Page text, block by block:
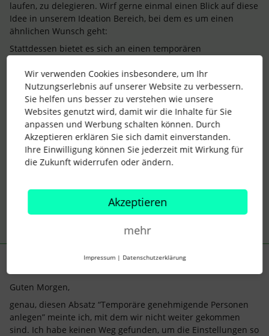
laufen, zu delegieren. Wirf gerne einmal einen Blick auf diese
Idee in unserem Ideation Bereich, bei dem es um einen
ähnlichen Wunsch geht:
Stattdessen bietet es sich an einen temporären
aus derMitarbeitendenrollePersonalwesen abwesend sind.
Sobald die Personen wieder zurückkehren, kannst Du diesen
Genehmigungsprozess auch wieder löschen. Das ist unter
“Temporäre genehmigende Personen anlegen” gemeint. Hilft
Dir das weiter bei Deiner Frage?
Liebe Grüße
Aylin
1 Personen gefällt dies
Guten Morgen,
genau, diesen Absatz “Temporäre genehmigende Personen
anlegen” meinte ich, mit dem wir nicht weiter gekommen
sind. Ich habe keinen Weg gefunden, um die Einstellungen so
Wir verwenden Cookies insbesondere, um Ihr
Nutzungserlebnis auf unserer Website zu verbessern.
Sie helfen uns besser zu verstehen wie unsere
Websites genutzt wird, damit wir die Inhalte für Sie
anpassen und Werbung schalten können. Durch
Akzeptieren erklären Sie sich damit einverstanden.
Ihre Einwilligung können Sie jederzeit mit Wirkung für
die Zukunft widerrufen oder ändern.
Akzeptieren
mehr
Impressum | Datenschutzerklärung